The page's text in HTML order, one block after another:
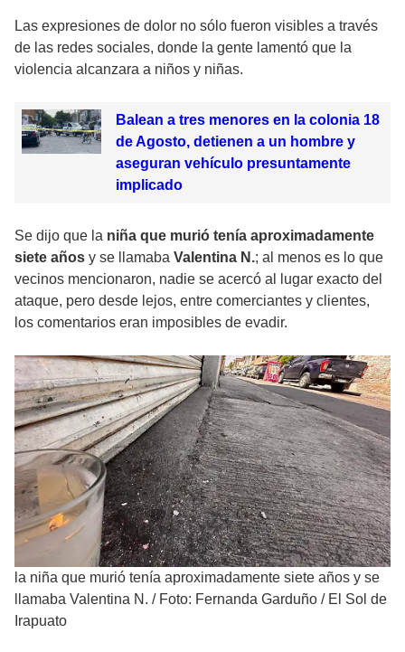
Las expresiones de dolor no sólo fueron visibles a través
de las redes sociales, donde la gente lamentó que la
violencia alcanzara a niños y niñas.
Balean a tres menores en la colonia 18
de Agosto, detienen a un hombre y
aseguran vehículo presuntamente
implicado
Se dijo que la niña que murió tenía aproximadamente
siete años y se llamaba Valentina N.; al menos es lo que
vecinos mencionaron, nadie se acercó al lugar exacto del
ataque, pero desde lejos, entre comerciantes y clientes,
los comentarios eran imposibles de evadir.
la niña que murió tenía aproximadamente siete años y se
llamaba Valentina N. / Foto: Fernanda Garduño / El Sol de
Irapuato